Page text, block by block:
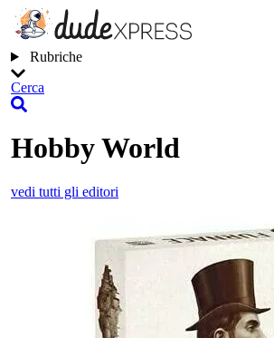
Rubriche
Cerca
Hobby World
vedi tutti gli editori